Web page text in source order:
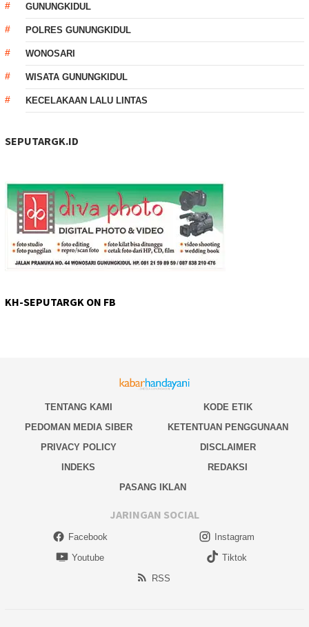
GUNUNGKIDUL
POLRES GUNUNGKIDUL
WONOSARI
WISATA GUNUNGKIDUL
KECELAKAAN LALU LINTAS
SEPUTARGK.ID
KH-SEPUTARGK ON FB
TENTANG KAMI
KODE ETIK
PEDOMAN MEDIA SIBER
KETENTUAN PENGGUNAAN
PRIVACY POLICY
DISCLAIMER
INDEKS
REDAKSI
PASANG IKLAN
JARINGAN SOCIAL
Facebook
Instagram
Youtube
Tiktok
RSS